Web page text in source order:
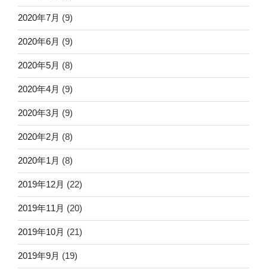
2020年7月 (9)
2020年6月 (9)
2020年5月 (8)
2020年4月 (9)
2020年3月 (9)
2020年2月 (8)
2020年1月 (8)
2019年12月 (22)
2019年11月 (20)
2019年10月 (21)
2019年9月 (19)